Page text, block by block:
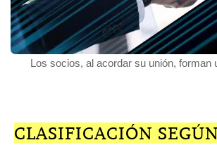
Los socios, al acordar su unión, forman
CLASIFICACIÓN